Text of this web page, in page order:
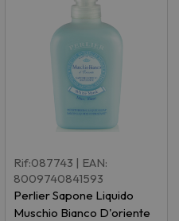
Rif:087743 | EAN:
8009740841593
Perlier Sapone Liquido
Muschio Bianco D'oriente